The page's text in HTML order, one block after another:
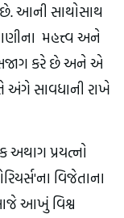
છે. આની સાથોસાથ
મહત્ત્વ અને
કરે છે અને એ
અંગે સાવધાની રાખે
અથાગ પ્રયત્નો
વિજેતાના
આખું વિશ્વ